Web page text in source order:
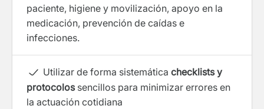
paciente, higiene y movilización, apoyo en la
medicación, prevención de caídas e
infecciones.
Utilizar de forma sistemática checklists y
protocolossencillos para minimizar errores en
la actuación cotidiana